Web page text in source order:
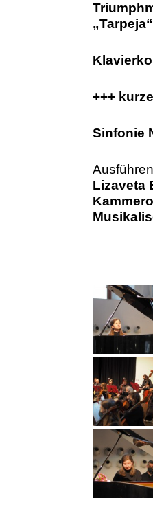
+++
Sinfonie
Lizaveta